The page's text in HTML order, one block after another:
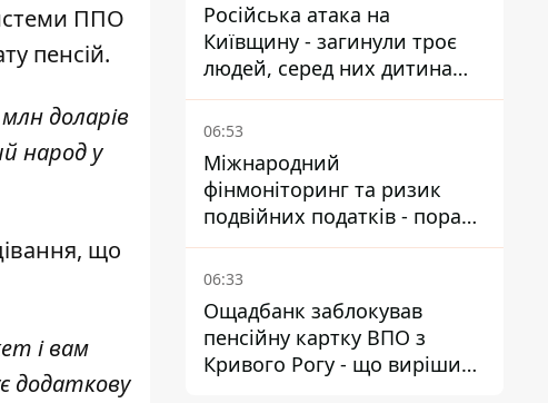
ППО
пенсій.
доларів
народ у
що
і вам
додаткову
Російська атака на
Київщину - загинули троє
людей, серед них дитина
2022 року народження
06:53
Міжнародний
фінмоніторинг та ризик
подвійних податків - поради
українцям в Польщі
06:33
Ощадбанк заблокував
пенсійну картку ВПО з
Кривого Рогу - що вирішив